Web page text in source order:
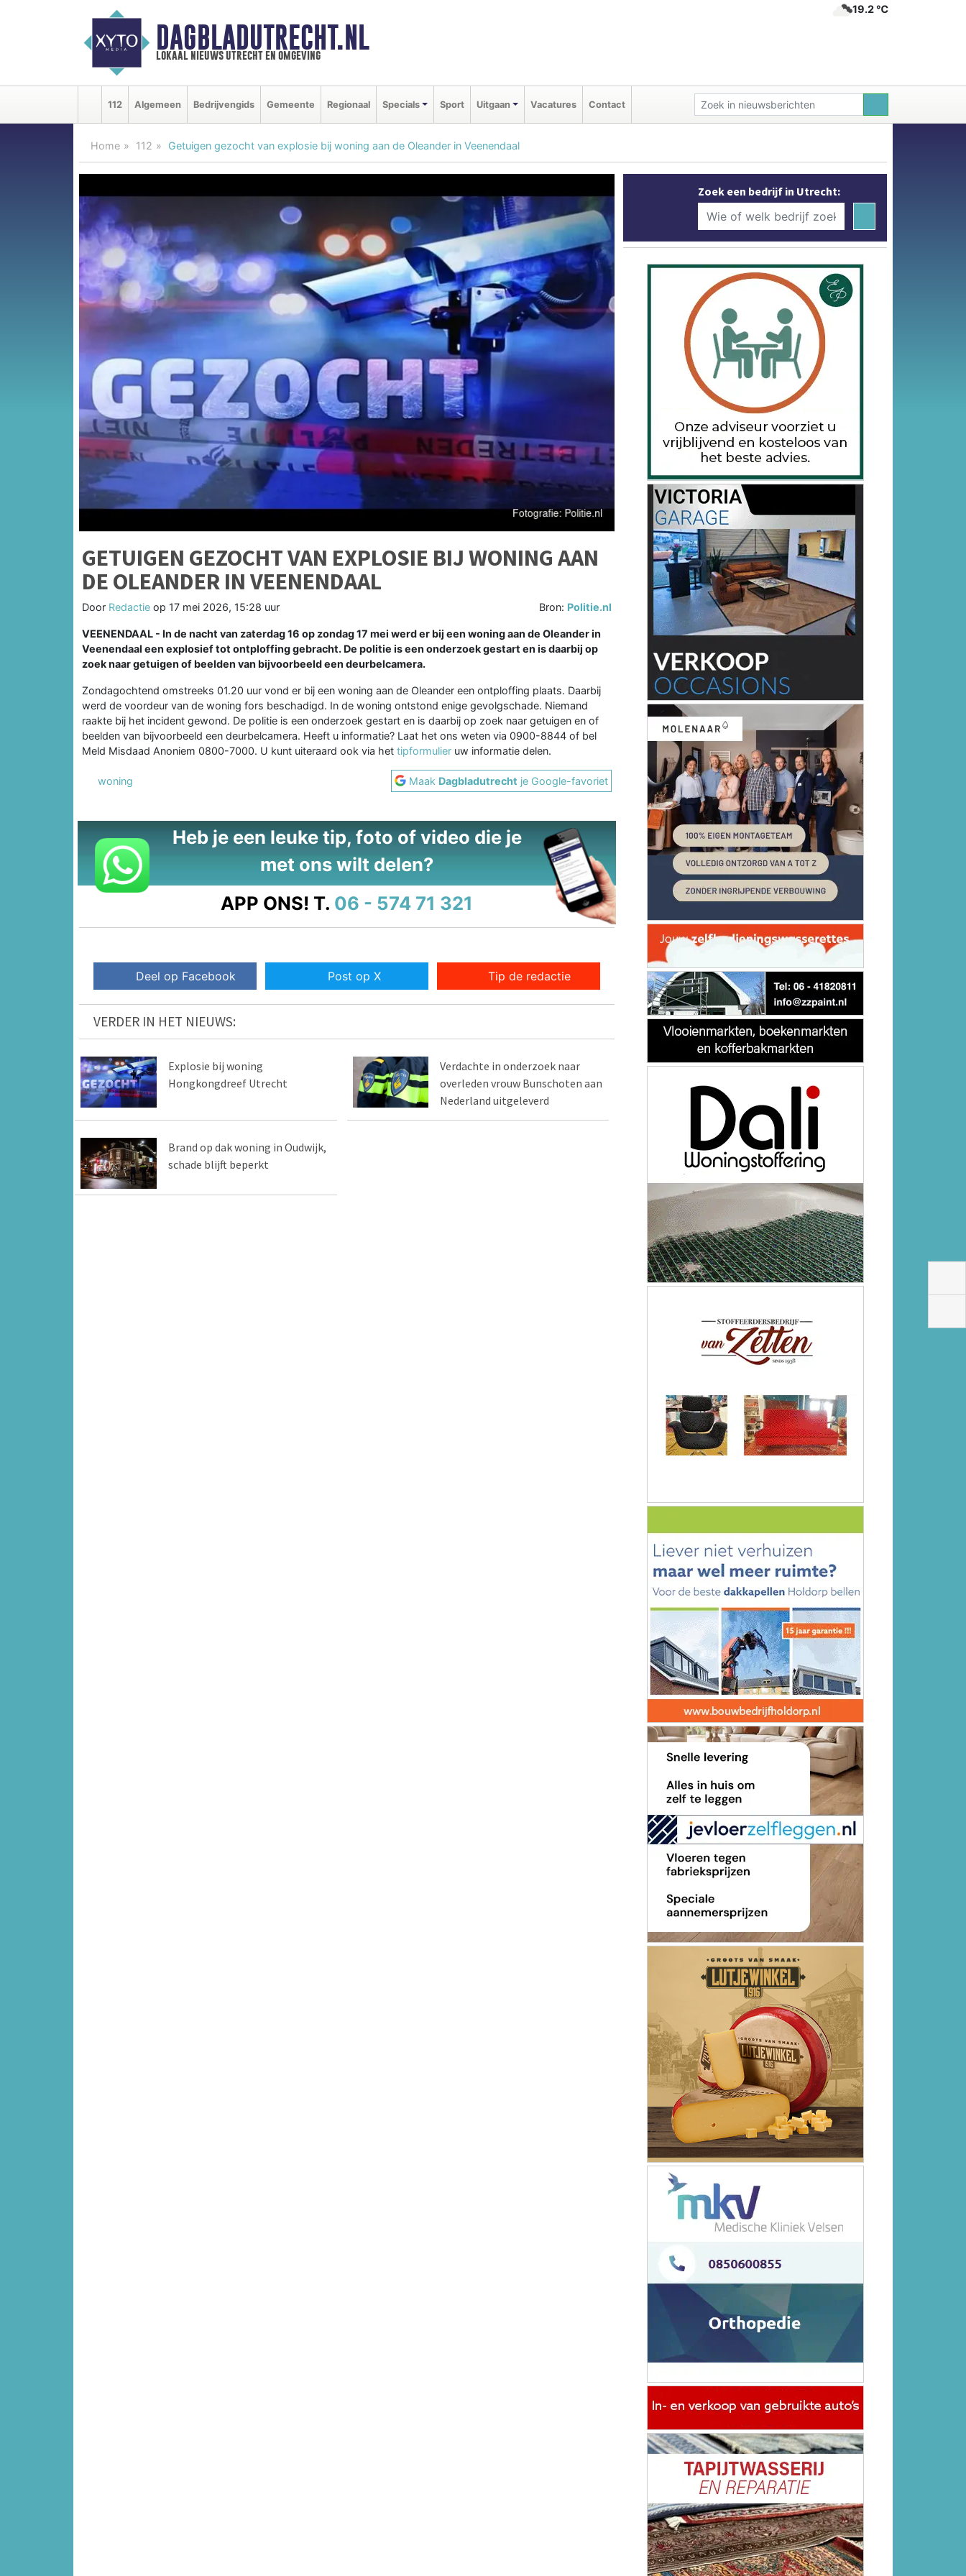
DAGBLADUTRECHT.NL
lokaal nieuws utrecht en omgeving
19.2 ℃
112 Algemeen Bedrijvengids Gemeente Regionaal Specials Sport Uitgaan Vacatures Contact
Home 112 Getuigen gezocht van explosie bij woning aan de Oleander in Veenendaal
GETUIGEN GEZOCHT VAN EXPLOSIE BIJ WONING AAN
DE OLEANDER IN VEENENDAAL
Door Redactie op 17 mei 2026, 15:28 uur Bron: Politie.nl
VEENENDAAL - In de nacht van zaterdag 16 op zondag 17 mei werd er bij een woning aan de Oleander in
Veenendaal een explosief tot ontploffing gebracht. De politie is een onderzoek gestart en is daarbij op
zoek naar getuigen of beelden van bijvoorbeeld een deurbelcamera.
Zondagochtend omstreeks 01.20 uur vond er bij een woning aan de Oleander een ontploffing plaats. Daarbij
werd de voordeur van de woning fors beschadigd. In de woning ontstond enige gevolgschade. Niemand
raakte bij het incident gewond. De politie is een onderzoek gestart en is daarbij op zoek naar getuigen en of
beelden van bijvoorbeeld een deurbelcamera. Heeft u informatie? Laat het ons weten via 0900-8844 of bel
Meld Misdaad Anoniem 0800-7000. U kunt uiteraard ook via het tipformulier uw informatie delen.
woning Maak Dagbladutrecht je Google-favoriet
Heb je een leuke tip, foto of video die je
met ons wilt delen?
APP ONS! T. 06 - 574 71 321
Deel op Facebook Post op X Tip de redactie
VERDER IN HET NIEUWS:
Explosie bij woning
Hongkongdreef Utrecht
Verdachte in onderzoek naar
overleden vrouw Bunschoten aan
Nederland uitgeleverd
Brand op dak woning in Oudwijk,
schade blijft beperkt
Zoek een bedrijf in Utrecht: